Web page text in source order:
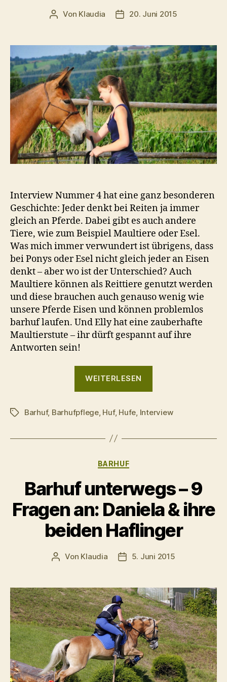
Beitragsautor
Von Klaudia Veröffentlichungsdatum
20. Juni 2015
Interview Nummer 4 hat eine ganz besonderen
Geschichte: Jeder denkt bei Reiten ja immer
gleich an Pferde. Dabei gibt es auch andere
Tiere, wie zum Beispiel Maultiere oder Esel.
Was mich immer verwundert ist übrigens, dass
bei Ponys oder Esel nicht gleich jeder an Eisen
denkt – aber wo ist der Unterschied? Auch
Maultiere können als Reittiere genutzt werden
und diese brauchen auch genauso wenig wie
unsere Pferde Eisen und können problemlos
barhuf laufen. Und Elly hat eine zauberhafte
Maultierstute – ihr dürft gespannt auf ihre
Antworten sein!
WEITERLESEN
9
an:
Schlagwörter
Barhuf, Barhufpflege, Huf, Hufe Interview
Kategorien
BARHUF
Barhuf unterwegs – 9
Fragen an: Daniela & ihre
beiden Haflinger
Beitragsautor
Von Klaudia Veröffentlichungsdatum
5. Juni 2015